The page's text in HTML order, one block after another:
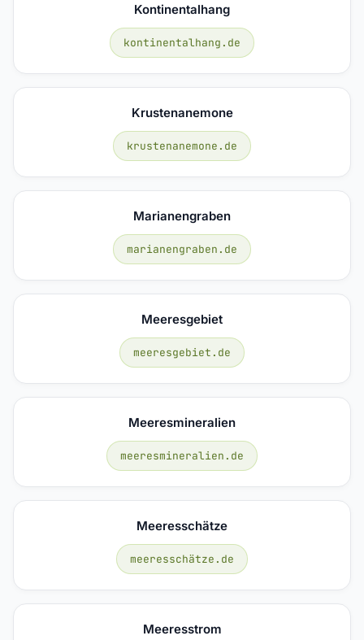
Kontinentalhang
kontinentalhang.de
Krustenanemone
krustenanemone.de
Marianengraben
marianengraben.de
Meeresgebiet
meeresgebiet.de
Meeresmineralien
meeresmineralien.de
Meeresschätze
meeresschätze.de
Meeresstrom